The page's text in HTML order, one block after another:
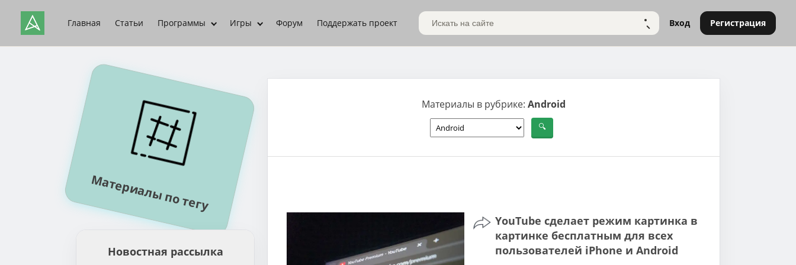
Главная Статьи Программы Игры Форум Поддержать проект Поиск по сайту НАЙТИВход Регистрация
Материалы по тегу
Материалы в рубрике: Android
YouTube сделает режим картинка в
картинке бесплатным для всех
пользователей iPhone и Android
Новостная рассылка